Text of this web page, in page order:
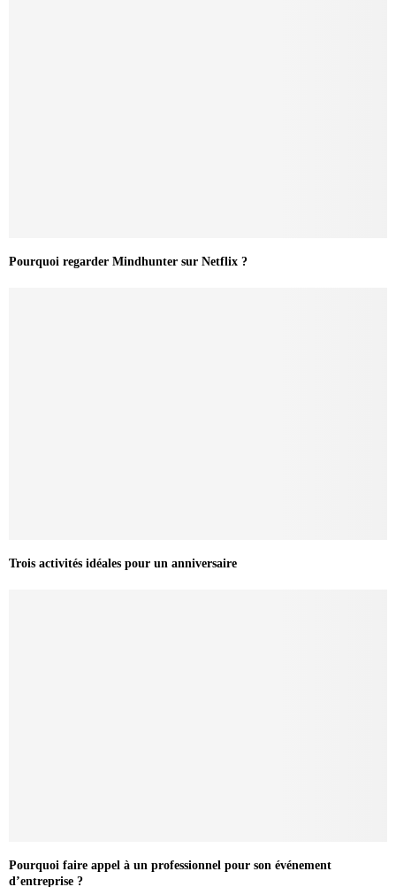
Pourquoi regarder Mindhunter sur Netflix ?
Trois activités idéales pour un anniversaire
Pourquoi faire appel à un professionnel pour son événement
d’entreprise ?